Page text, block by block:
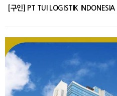
[구인] PT TUI LOGISTIK INDONESIA